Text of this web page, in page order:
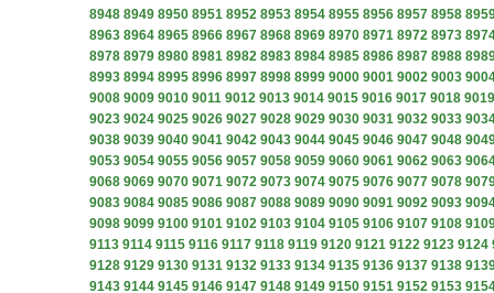
8948 8949 8950 8951 8952 8953 8954 8955 8956 8957 8958
8963 8964 8965 8966 8967 8968 8969 8970 8971 8972 8973
8978 8979 8980 8981 8982 8983 8984 8985 8986 8987 8988
8993 8994 8995 8996 8997 8998 8999 9000 9001 9002 9003
9008 9009 9010 9011 9012 9013 9014 9015 9016 9017 9018 9019
9023 9024 9025 9026 9027 9028 9029 9030 9031 9032 9033
9038 9039 9040 9041 9042 9043 9044 9045 9046 9047 9048
9053 9054 9055 9056 9057 9058 9059 9060 9061 9062 9063
9068 9069 9070 9071 9072 9073 9074 9075 9076 9077 9078
9083 9084 9085 9086 9087 9088 9089 9090 9091 9092 9093
9098 9099 9100 9101 9102 9103 9104 9105 9106 9107 9108
9113 9114 9115 9116 9117 9118 9119 9120 9121 9122 9123 9124
9128 9129 9130 9131 9132 9133 9134 9135 9136 9137 9138
9143 9144 9145 9146 9147 9148 9149 9150 9151 9152 9153